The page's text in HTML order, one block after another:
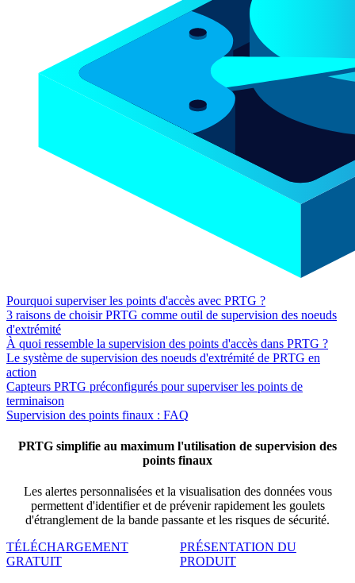
Pourquoi superviser les points d'accès avec PRTG ?
3 raisons de choisir PRTG comme outil de supervision des noeuds
d'extrémité
À quoi ressemble la supervision des points d'accès dans PRTG ?
Le système de supervision des noeuds d'extrémité de PRTG en
action
Capteurs PRTG préconfigurés pour superviser les points de
terminaison
Supervision des points finaux : FAQ
PRTG simplifie au maximum l'utilisation de supervision des
points finaux
Les alertes personnalisées et la visualisation des données vous
permettent d'identifier et de prévenir rapidement les goulets
d'étranglement de la bande passante et les risques de sécurité.
TÉLÉCHARGEMENT
GRATUIT
PRÉSENTATION DU
PRODUIT